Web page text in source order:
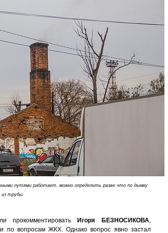
путями работает, можно определить разве что по дымку
из трубы
прокомментировать Игоря БЕЗНОСИКОВА,
по вопросам ЖКХ. Однако вопрос явно застал